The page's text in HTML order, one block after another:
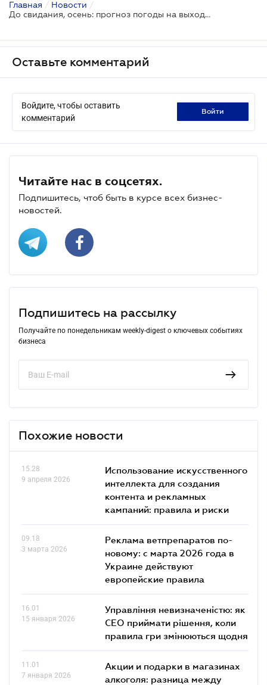
Главная / Новости /
До свидания, осень: прогноз погоды на выходные 27–28 ноября
Оставьте комментарий
Войдите, чтобы оставить
комментарий
войти
Читайте нас в соцсетях.
Подпишитесь, чтоб быть в курсе всех бизнес-
новостей.
Подпишитесь на рассылку
Получайте по понедельникам weekly-digest о ключевых событиях
бизнеса
Похожие новости
15.28
9 апреля 2026
Использование искусственного
интеллекта для создания
контента и рекламных
кампаний: правила и риски
09.18
3 марта 2026
Реклама ветпрепаратов по-
новому: с марта 2026 года в
Украине действуют
европейские правила
16.01
15 января 2026
Управління невизначеністю: як
СЕО приймати рішення, коли
правила гри змінюються щодня
11.01
7 января 2026
Акции и подарки в магазинах
алкоголя: разница между